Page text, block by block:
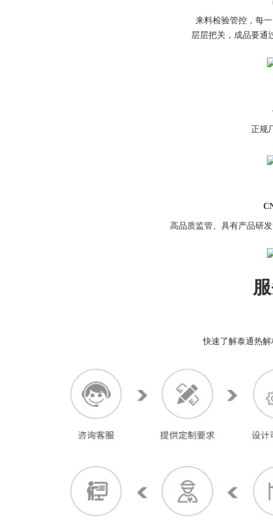
来料检验管控，每
层层把关，成品要通
正规
高品质监管、具有产品研
快速了解泰通热